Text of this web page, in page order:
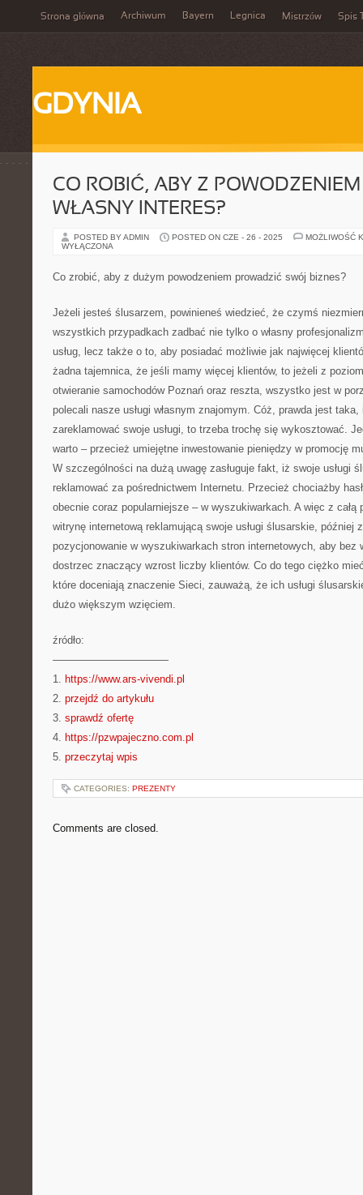
Strona główna Archiwum Bayern Legnica Mistrzów Spis
GDYNIA
CO ROBIĆ, ABY Z
WŁASNY INTERES?
POSTED BY ADMIN POSTED ON CZE - 26 - 2025
MOŻLIWOŚĆ
WYŁĄCZONA
Co zrobić, aby z dużym powodzeniem prowadzić swój biznes?
Jeżeli jesteś ślusarzem, powinieneś wiedzieć, że czymś
wszystkich przypadkach zadbać nie tylko o własny
usług, lecz także o to, aby posiadać możliwie jak najwięcej
żadna tajemnica, że jeśli mamy więcej klientów, to jeżeli z
otwieranie samochodów Poznań oraz reszta, wszystko jest w
polecali nasze usługi własnym znajomym. Cóż, prawda jest
zareklamować swoje usługi, to trzeba trochę się wykosztować.
warto – przecież umiejętne inwestowanie pieniędzy w promocję
W szczególności na dużą uwagę zasługuje fakt, iż swoje usługi
reklamować za pośrednictwem Internetu. Przecież chociażby
obecnie coraz popularniejsze – w wyszukiwarkach. A więc z całą
witrynę internetową reklamującą swoje usługi ślusarskie, później
pozycjonowanie w wyszukiwarkach stron internetowych, aby bez
dostrzec znaczący wzrost liczby klientów. Co do tego ciężko
które doceniają znaczenie Sieci, zauważą, że ich usługi
dużo większym wzięciem.
źródło:
———————————
1. https://www.ars-vivendi.pl
2. przejdź do artykułu
3. sprawdź ofertę
4. https://pzwpajeczno.com.pl
5. przeczytaj wpis
CATEGORIES: PREZENTY
Comments are closed.